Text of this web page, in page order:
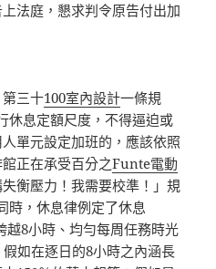
法庭，懇求判令原告付出加
三十100室內設計一條規
休息定額尺度，不得逼迫或
單元設定加班的，應該依照
正在承受百分之Funte電動
衡壓力！我需要校準！」規
時，休息律例定了休息
越8小時、均勻每周任務時光
如在逐日的8小時之內涵長